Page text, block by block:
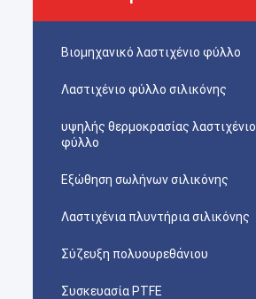
Βιομηχανικό λαστιχένιο φύλλο
Λαστιχένιο φύλλο σιλικόνης
υψηλής θερμοκρασίας λαστιχένιο
φύλλο
Εξώθηση σωλήνων σιλικόνης
Λαστιχένια πλυντήρια σιλικόνης
Σύζευξη πολυουρεθάνιου
Συσκευασία PTFE